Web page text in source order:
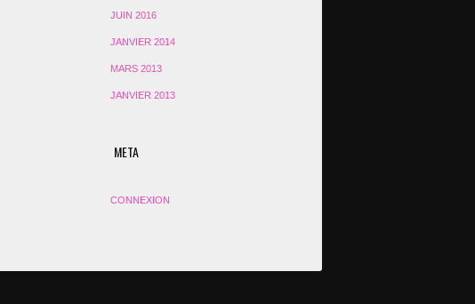
JUIN 2016
JANVIER 2014
MARS 2013
JANVIER 2013
META
CONNEXION